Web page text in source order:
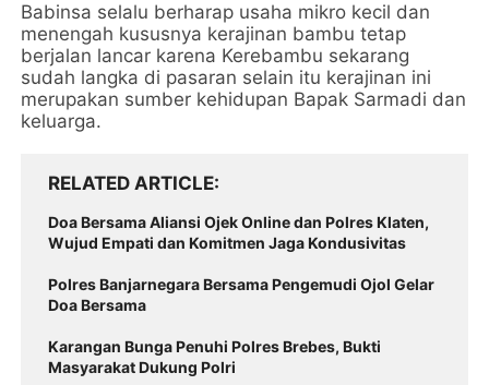
Babinsa selalu berharap usaha mikro kecil dan
menengah kususnya kerajinan bambu tetap
berjalan lancar karena Kerebambu sekarang
sudah langka di pasaran selain itu kerajinan ini
merupakan sumber kehidupan Bapak Sarmadi dan
keluarga.
RELATED ARTICLE
Doa Bersama Aliansi Ojek Online dan Polres Klaten,
Wujud Empati dan Komitmen Jaga Kondusivitas
Polres Banjarnegara Bersama Pengemudi Ojol Gelar
Doa Bersama
Karangan Bunga Penuhi Polres Brebes, Bukti
Masyarakat Dukung Polri